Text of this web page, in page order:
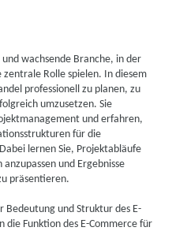
wachsende Branche, in der
Rolle spielen. In diesem
professionell zu planen, zu
umzusetzen. Sie
und erfahren,
für die
lernen Sie, Projektabläufe
und Ergebnisse
präsentieren.
Bedeutung und Struktur des E-
die Funktion des E-Commerce für